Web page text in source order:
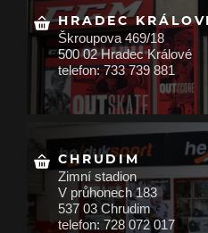
HRADEC
Škroupova 469/18
500 02 Hradec Králové
telefon: 733 739 881
CHRUDIM
Zimní stadion
V průhonech 183
537 03 Chrudim
telefon: 728 072 017